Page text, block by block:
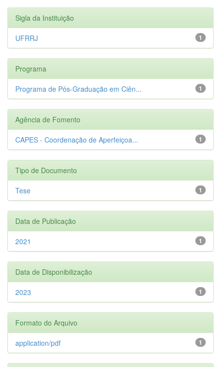
Sigla da Instituição
1
UFRRJ
Programa
1
Programa de Pós-Graduação em Ciên...
Agência de Fomento
1
CAPES - Coordenação de Aperfeiçoa...
Tipo de Documento
1
Tese
Data de Publicação
1
2021
Data de Disponibilização
1
2023
Formato do Arquivo
1
application/pdf